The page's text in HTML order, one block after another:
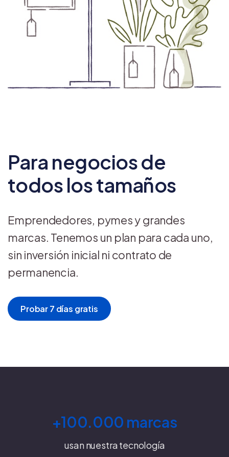
Para negocios de
todos los tamaños
Emprendedores, pymes y grandes
marcas. Tenemos un plan para cada uno,
sin inversión inicial ni contrato de
permanencia.
Probar 7 días gratis
+100.000 marcas
usan nuestra tecnología